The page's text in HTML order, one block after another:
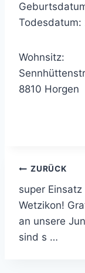
Todesdatum:
Wohnsitz:
8810 Horgen
ZURÜCK
super Einsatz
Wetzikon!
an unsere
sind s …